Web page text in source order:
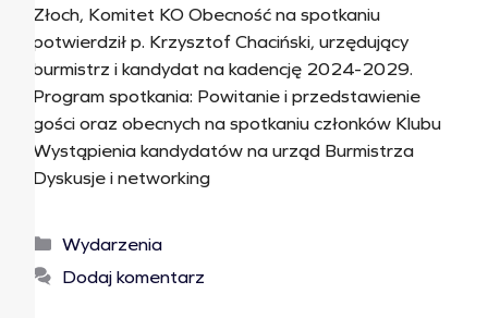
Złoch, Komitet KO Obecność na spotkaniu
potwierdził p. Krzysztof Chaciński, urzędujący
burmistrz i kandydat na kadencję 2024-2029.
Program spotkania: Powitanie i przedstawienie
gości oraz obecnych na spotkaniu członków Klubu
Wystąpienia kandydatów na urząd Burmistrza
Dyskusje i networking
Wydarzenia
Dodaj komentarz